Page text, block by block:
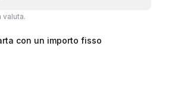
valuta.
con un importo fisso